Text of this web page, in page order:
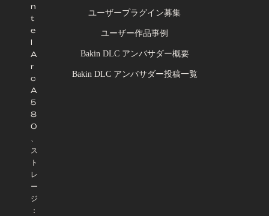
n
t
e
l
A
r
c
A
5
8
0
、
ス
ト
レ
ー
ジ
：
ユーザープラグイン募集
ユーザー作品事例
Bakin DLC アンバサダー概要
Bakin DLC アンバサダー投稿一覧